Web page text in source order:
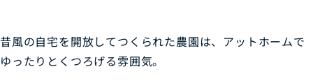
昔風の自宅を開放してつくられた農園は、アットホームで
ゆったりとくつろげる雰囲気。